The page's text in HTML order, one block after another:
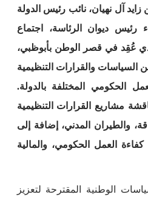
آل نهيان، نائب رئيس الدولة
ديوان الرئاسة، اجتماع
عُقِد في قصر الوطن بأبوظبي،
والقرارات التنظيمية
الحكومي المختلفة بالدولة.
مشاريع القرارات التنظيمية
والطيران المدني، إضافة إلى
كفاءة العمل الحكومي، والمالية
الوطنية المقترحة لتعزيز